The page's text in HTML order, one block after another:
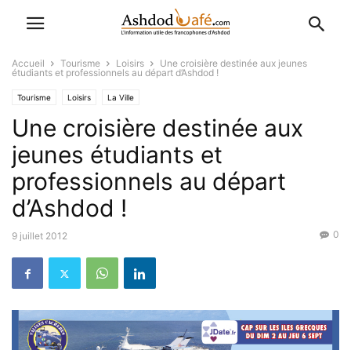
Accueil Tourisme Loisirs
Une croisière destinée aux jeunes
étudiants et professionnels au départ d’Ashdod !
Tourisme Loisirs La Ville
Une croisière destinée aux
jeunes étudiants et
professionnels au départ
d’Ashdod !
9 juillet 2012 0